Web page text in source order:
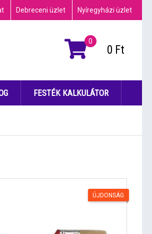
Debreceni üzlet Nyíregyházi üzlet
0
0 Ft
FESTÉK KALKULÁTOR
ÚJDONSÁG